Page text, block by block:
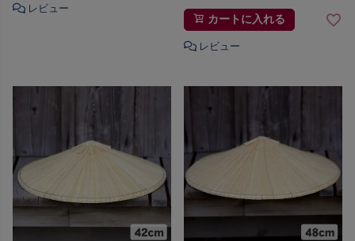
カートに入れる